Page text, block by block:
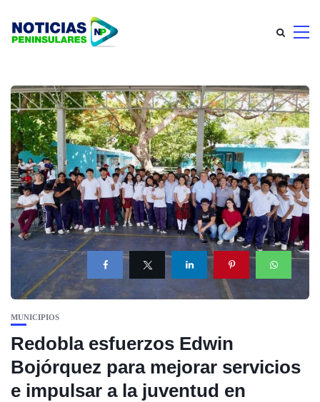
MUNICIPIOS
Redobla esfuerzos Edwin
Bojórquez para mejorar servicios
e impulsar a la juventud en